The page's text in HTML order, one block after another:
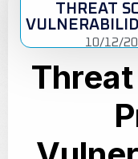
THREAT
10/12/